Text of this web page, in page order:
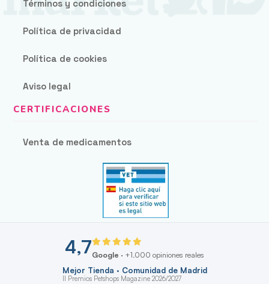
Términos y condiciones
Política de privacidad
Política de cookies
Aviso legal
Venta de medicamentos
4,7Google · +1.000 opiniones reales
Mejor Tienda · Comunidad de Madrid
II Premios Petshops Magazine 2026/2027